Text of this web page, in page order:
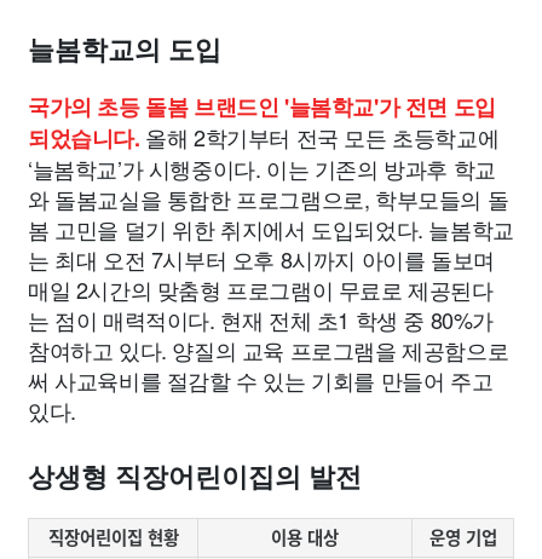
늘봄학교의 도입
국가의 초등 돌봄 브랜드인 '늘봄학교'가 전면 도입
되었습니다. 올해 2학기부터 전국 모든 초등학교에
‘늘봄학교’가 시행중이다. 이는 기존의 방과후 학교
와 돌봄교실을 통합한 프로그램으로, 학부모들의 돌
봄 고민을 덜기 위한 취지에서 도입되었다. 늘봄학교
는 최대 오전 7시부터 오후 8시까지 아이를 돌보며
매일 2시간의 맞춤형 프로그램이 무료로 제공된다
는 점이 매력적이다. 현재 전체 초1 학생 중 80%가
참여하고 있다. 양질의 교육 프로그램을 제공함으로
써 사교육비를 절감할 수 있는 기회를 만들어 주고
있다.
상생형 직장어린이집의 발전
직장어린이집 현황 이용 대상 운영 기업